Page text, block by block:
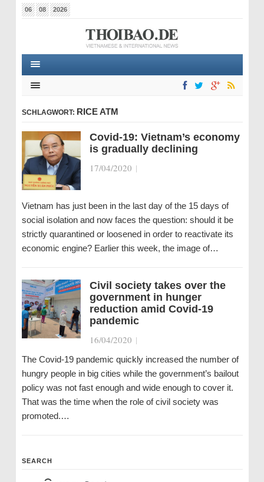
06 08 2026
SCHLAGWORT: RICE ATM
Covid-19: Vietnam’s economy
is gradually declining
17/04/2020 |
Vietnam has just been in the last day of the 15 days of
social isolation and now faces the question: should it be
strictly quarantined or loosened in order to reactivate its
economic engine? Earlier this week, the image of…
Civil society takes over the
government in hunger
reduction amid Covid-19
pandemic
16/04/2020 |
The Covid-19 pandemic quickly increased the number of
hungry people in big cities while the government’s bailout
policy was not fast enough and wide enough to cover it.
That was the time when the role of civil society was
promoted.…
SEARCH